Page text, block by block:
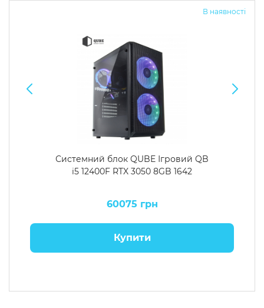
В наявності
Системний блок QUBE Ігровий QB
i5 12400F RTX 3050 8GB 1642
60075 грн
Купити